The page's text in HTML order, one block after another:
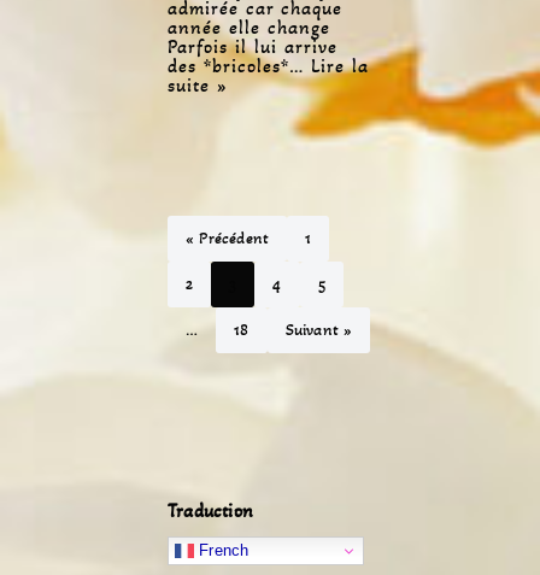
admirée car chaque
année elle change
Parfois il lui arrive
des *bricoles*… Lire la
suite »
« Précédent 1
2 4 5
… 18 Suivant »
Traduction
French